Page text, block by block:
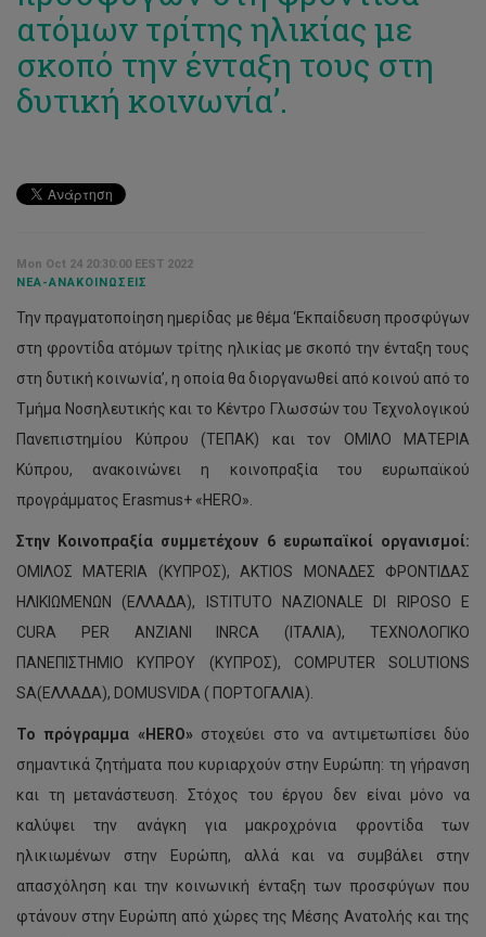
ατόμων τρίτης ηλικίας με
σκοπό την ένταξη τους στη
δυτική κοινωνία’.
Mon Oct 24 20:30:00 EEST 2022
ΝΈΑ-ΑΝΑΚΟΙΝΏΣΕΙΣ
Την πραγματοποίηση ημερίδας με θέμα ‘Εκπαίδευση προσφύγων
στη φροντίδα ατόμων τρίτης ηλικίας με σκοπό την ένταξη τους
στη δυτική κοινωνία’, η οποία θα διοργανωθεί από κοινού από το
Τμήμα Νοσηλευτικής και το Κέντρο Γλωσσών του Τεχνολογικού
Πανεπιστημίου Κύπρου (ΤΕΠΑΚ) και τον ΟΜΙΛΟ ΜΑΤΕΡΙΑ
Κύπρου, ανακοινώνει η κοινοπραξία του ευρωπαϊκού
προγράμματος Erasmus+ «HERO».
Στην Κοινοπραξία συμμετέχουν 6 ευρωπαϊκοί οργανισμοί:
ΟΜΙΛΟΣ MATERIA (ΚΥΠΡΟΣ), AKTIOS ΜΟΝΑΔΕΣ ΦΡΟΝΤΙΔΑΣ
ΗΛΙΚΙΩΜΕΝΩΝ (ΕΛΛΑΔΑ), ISTITUTO NAZIONALE DI RIPOSO E
CURA PER ANZIANI INRCA (ΙΤΑΛΙΑ), ΤΕΧΝΟΛΟΓΙΚΟ
ΠΑΝΕΠΙΣΤΗΜΙΟ ΚΥΠΡΟΥ (ΚΥΠΡΟΣ), COMPUTER SOLUTIONS
SA(ΕΛΛΑΔΑ), DOMUSVIDA ( ΠΟΡΤΟΓΑΛΙΑ).
Το πρόγραμμα «HERO» στοχεύει στο να αντιμετωπίσει δύο
σημαντικά ζητήματα που κυριαρχούν στην Ευρώπη: τη γήρανση
και τη μετανάστευση. Στόχος του έργου δεν είναι μόνο να
καλύψει την ανάγκη για μακροχρόνια φροντίδα των
ηλικιωμένων στην Ευρώπη, αλλά και να συμβάλει στην
απασχόληση και την κοινωνική ένταξη των προσφύγων που
φτάνουν στην Ευρώπη από χώρες της Μέσης Ανατολής και της